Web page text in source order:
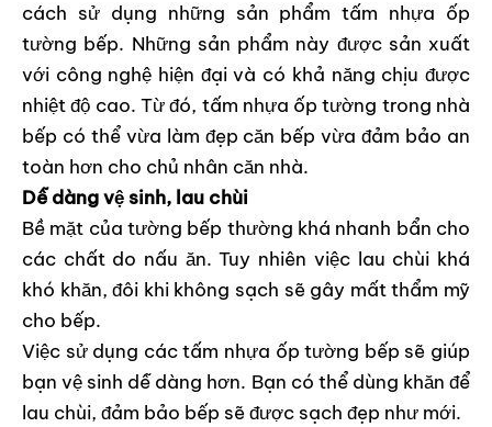
cách sử dụng những sản phẩm tấm nhựa ốp
tường bếp. Những sản phẩm này được sản xuất
với công nghệ hiện đại và có khả năng chịu được
nhiệt độ cao. Từ đó, tấm nhựa ốp tường trong nhà
bếp có thể vừa làm đẹp căn bếp vừa đảm bảo an
toàn hơn cho chủ nhân căn nhà.
Dễ dàng vệ sinh, lau chùi
Bề mặt của tường bếp thường khá nhanh bẩn cho
các chất do nấu ăn. Tuy nhiên việc lau chùi khá
khó khăn, đôi khi không sạch sẽ gây mất thẩm mỹ
cho bếp.
Việc sử dụng các tấm nhựa ốp tường bếp sẽ giúp
bạn vệ sinh dễ dàng hơn. Bạn có thể dùng khăn để
lau chùi, đảm bảo bếp sẽ được sạch đẹp như mới.